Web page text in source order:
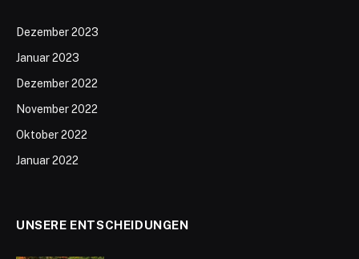
Dezember 2023
Januar 2023
Dezember 2022
November 2022
Oktober 2022
Januar 2022
UNSERE ENTSCHEIDUNGEN